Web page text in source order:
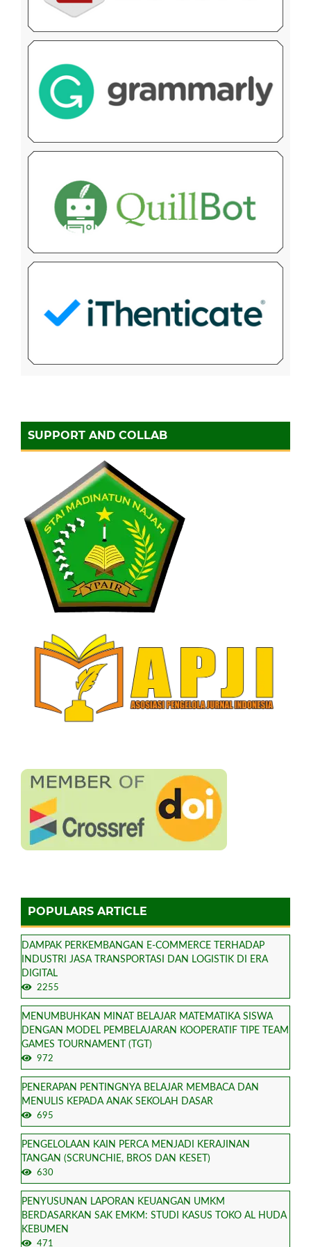
SUPPORT AND COLLAB
POPULARS ARTICLE
DAMPAK PERKEMBANGAN E-COMMERCE TERHADAP
INDUSTRI JASA TRANSPORTASI DAN LOGISTIK DI ERA
DIGITAL
2255
MENUMBUHKAN MINAT BELAJAR MATEMATIKA SISWA
DENGAN MODEL PEMBELAJARAN KOOPERATIF TIPE TEAM
GAMES TOURNAMENT (TGT)
972
PENERAPAN PENTINGNYA BELAJAR MEMBACA DAN
MENULIS KEPADA ANAK SEKOLAH DASAR
695
PENGELOLAAN KAIN PERCA MENJADI KERAJINAN
TANGAN (SCRUNCHIE, BROS DAN KESET)
630
PENYUSUNAN LAPORAN KEUANGAN UMKM
BERDASARKAN SAK EMKM: STUDI KASUS TOKO AL HUDA
KEBUMEN
471